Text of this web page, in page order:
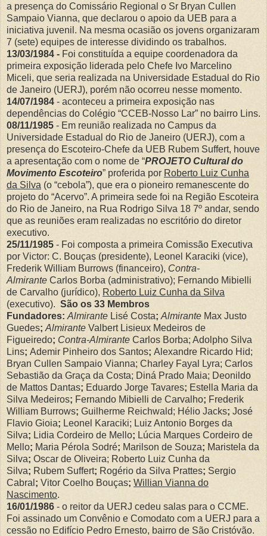
a presença do Comissário Regional o Sr Bryan Cullen
Sampaio Vianna, que declarou o apoio da UEB para a
iniciativa juvenil. Na mesma ocasião os jovens organizaram
7 (sete) equipes de interesse dividindo os trabalhos.
13/03/1984 - Foi constituída a equipe coordenadora da
primeira exposição liderada pelo Chefe Ivo Marcelino
Miceli, que seria realizada na Universidade Estadual do Rio
de Janeiro (UERJ), porém não ocorreu nesse momento.
14/07/1984 - aconteceu a primeira exposição nas
dependências do Colégio “CCEB-Nosso Lar” no bairro Lins.
08/11/1985 - Em reunião realizada no Campus da
Universidade Estadual do Rio de Janeiro (UERJ), com a
presença do Escoteiro-Chefe da UEB Rubem Suffert, houve
a apresentação com o nome de “PROJETO Cultural do
Movimento Escoteiro” proferida por Roberto Luiz Cunha
da Silva (o “cebola”), que era o pioneiro remanescente do
projeto do “Acervo”. A primeira sede foi na Região Escoteira
do Rio de Janeiro, na Rua Rodrigo Silva 18 7º andar, sendo
que as reuniões eram realizadas no escritório do diretor
executivo.
25/11/1985 - Foi composta a primeira Comissão Executiva
por Victor: C. Bouças (presidente), Leonel Karaciki (vice),
Frederik William Burrows (financeiro), Contra-
Almirante Carlos Borba (administrativo); Fernando Mibielli
de Carvalho (jurídico), Roberto Luiz Cunha da Silva
(executivo). São os 33 Membros
Fundadores: Almirante Lisé Costa; Almirante Max Justo
Guedes; Almirante Valbert Lisieux Medeiros de
Figueiredo; Contra-Almirante Carlos Borba; Adolpho Silva
Lins; Ademir Pinheiro dos Santos; Alexandre Ricardo Hid;
Bryan Cullen Sampaio Vianna; Charley Fayal Lyra; Carlos
Sebastião da Graça da Costa; Diná Prado Maia; Deonildo
de Mattos Dantas; Eduardo Jorge Tavares; Estella Maria da
Silva Medeiros; Fernando Mibielli de Carvalho; Frederik
William Burrows; Guilherme Reichwald; Hélio Jacks; José
Flavio Gioia; Leonel Karaciki; Luiz Antonio Borges da
Silva; Lidia Cordeiro de Mello; Lúcia Marques Cordeiro de
Mello; Maria Pérola Sodré; Marilson de Souza; Maristela da
Silva; Oscar de Oliveira; Roberto Luiz Cunha da
Silva; Rubem Suffert; Rogério da Silva Prattes; Sergio
Cabral ; Vitor Coelho Bouças; Willian Vianna do
Nascimento.
16/01/1986 - o reitor da UERJ cedeu salas para o CCME.
Foi assinado um Convênio e Comodato com a UERJ para a
cessão no Edifício Pedro Ernesto, bairro de São Cristóvão.